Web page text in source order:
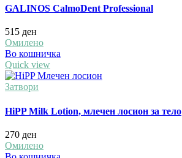
GALINOS CalmoDent Professional
515 ден
Омилено
Во кошничка
Quick view
Затвори
HiPP Milk Lotion, млечен лосион за тело
270 ден
Омилено